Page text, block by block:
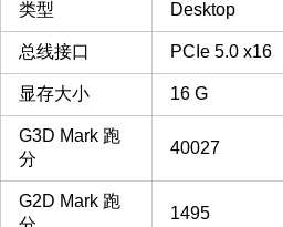
类型 Desktop
总线接口 PCIe 5.0 x16
显存大小 16 G
G3D Mark 跑
分
40027
G2D Mark 跑
1495